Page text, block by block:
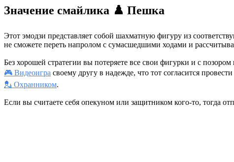
Значение смайлика ♟️ Пешка
Этот эмодзи представляет собой шахматную фигуру из
не сможете переть напролом с сумасшедшими ходами и
Без хорошей стратегии вы потеряете все свои фигурки и с
🎮 Видеоигра своему другу в надежде, что тот согласится
💂 Охранником.
Если вы считаете себя опекуном или защитником кого-то, тогда